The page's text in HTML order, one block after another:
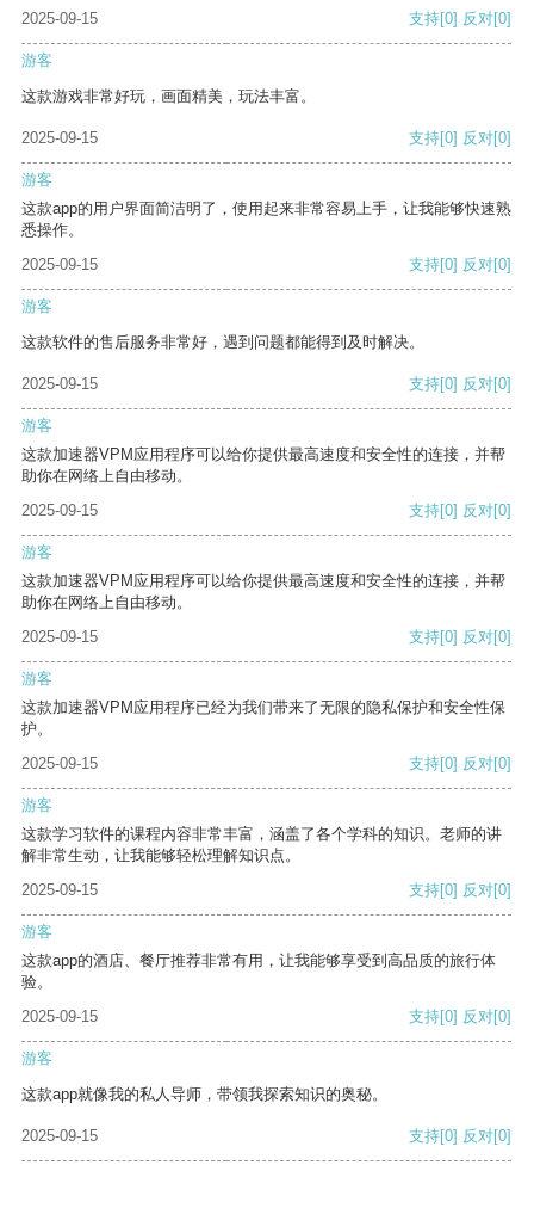
2025-09-15 支持[0] 反对[0]
游客
这款游戏非常好玩，画面精美，玩法丰富。
2025-09-15 支持[0] 反对[0]
游客
这款app的用户界面简洁明了，使用起来非常容易上手，让我能够快速熟
悉操作。
2025-09-15
支持[0] 反对[0]
游客
这款软件的售后服务非常好，遇到问题都能得到及时解决。
2025-09-15 支持[0] 反对[0]
游客
这款加速器VPM应用程序可以给你提供最高速度和安全性的连接，并帮
助你在网络上自由移动。
2025-09-15
支持[0] 反对[0]
游客
这款加速器VPM应用程序可以给你提供最高速度和安全性的连接，并帮
助你在网络上自由移动。
2025-09-15
支持[0] 反对[0]
游客
这款加速器VPM应用程序已经为我们带来了无限的隐私保护和安全性保
护。
2025-09-15
支持[0] 反对[0]
游客
这款学习软件的课程内容非常丰富，涵盖了各个学科的知识。老师的讲
解非常生动，让我能够轻松理解知识点。
2025-09-15
支持[0] 反对[0]
游客
这款app的酒店、餐厅推荐非常有用，让我能够享受到高品质的旅行体
验。
2025-09-15
支持[0] 反对[0]
游客
这款app就像我的私人导师，带领我探索知识的奥秘。
2025-09-15 支持[0] 反对[0]